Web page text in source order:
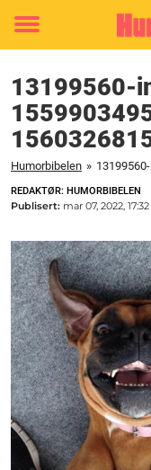
Toggle
13199560-
Humorbibelen »
REDAKTØR: HUMORBIBELEN
Publisert: mar 07, 2022, 17:32